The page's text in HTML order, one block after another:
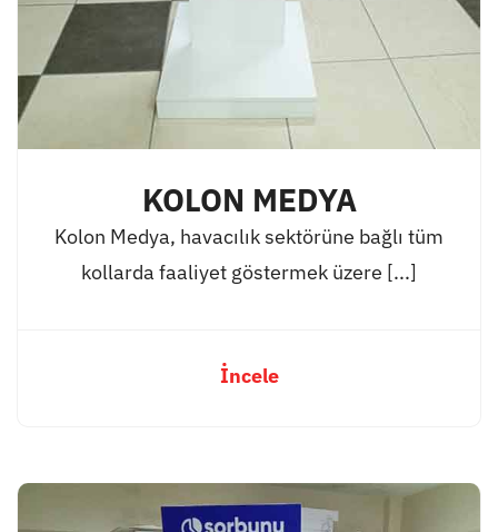
KOLON MEDYA
Kolon Medya, havacılık sektörüne bağlı tüm
kollarda faaliyet göstermek üzere [...]
İncele